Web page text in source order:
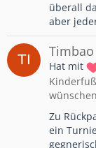
überall
aber
Timbao
Hat mit
Zu
ein